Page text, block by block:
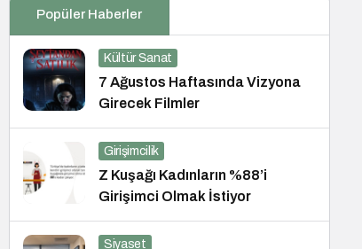
Popüler Haberler
Kültür Sanat
7 Ağustos Haftasında Vizyona
Girecek Filmler
Girişimcilik
Z Kuşağı Kadınların %88’i
Girişimci Olmak İstiyor
Siyaset